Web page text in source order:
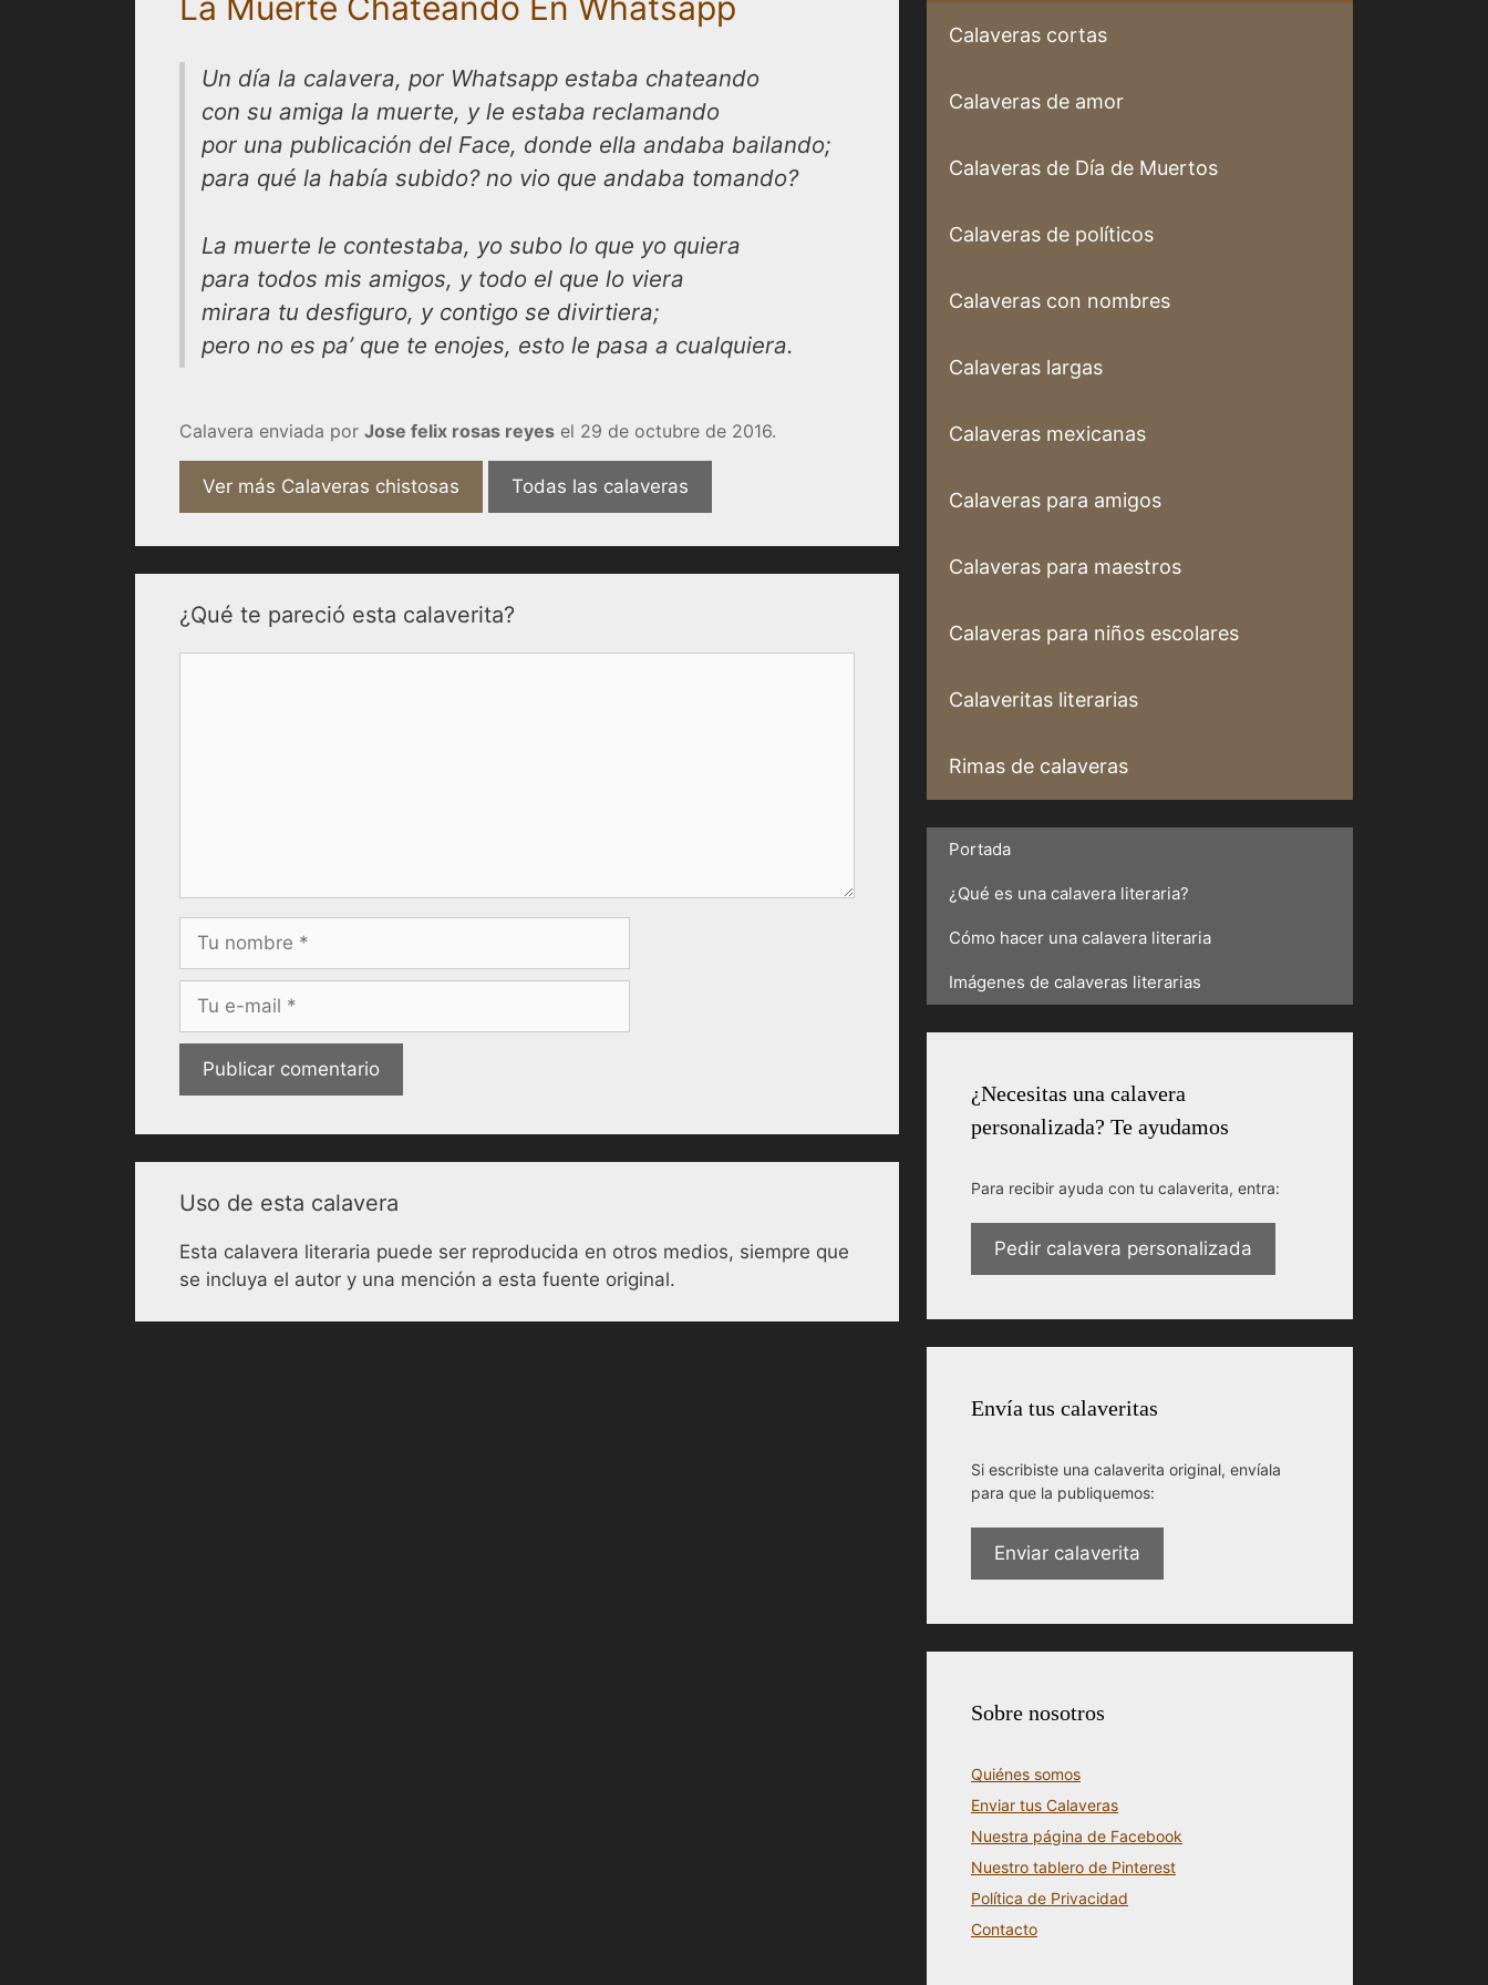
Un día la calavera, por Whatsapp estaba chateando
con su amiga la muerte, y le estaba reclamando
por una publicación del Face, donde ella andaba bailando;
para qué la había subido? no vio que andaba tomando?
La muerte le contestaba, yo subo lo que yo quiera
para todos mis amigos, y todo el que lo viera
mirara tu desfiguro, y contigo se divirtiera;
pero no es pa’ que te enojes, esto le pasa a cualquiera.
Calavera enviada por Jose felix rosas reyes el 29 de octubre de 2016.
Ver más Calaveras chistosas Todas las calaveras
¿Qué te pareció esta calaverita?
Nombre
Correo
Uso de esta calavera
Esta calavera literaria puede ser reproducida en otros medios, siempre que
se incluya el autor y una mención a esta fuente original.
Calaveras cortas
Calaveras de amor
Calaveras de Día de Muertos
Calaveras de políticos
Calaveras con nombres
Calaveras largas
Calaveras mexicanas
Calaveras para amigos
Calaveras para maestros
Calaveras para niños escolares
Calaveritas literarias
Rimas de calaveras
Portada
¿Qué es una calavera literaria?
Cómo hacer una calavera literaria
Imágenes de calaveras literarias
¿Necesitas una calavera
personalizada? Te ayudamos
Para recibir ayuda con tu calaverita, entra:
Pedir calavera personalizada
Envía tus calaveritas
Si escribiste una calaverita original, envíala
para que la publiquemos:
Enviar calaverita
Sobre nosotros
Quiénes somos
Enviar tus Calaveras
Nuestra página de Facebook
Nuestro tablero de Pinterest
Política de Privacidad
Contacto